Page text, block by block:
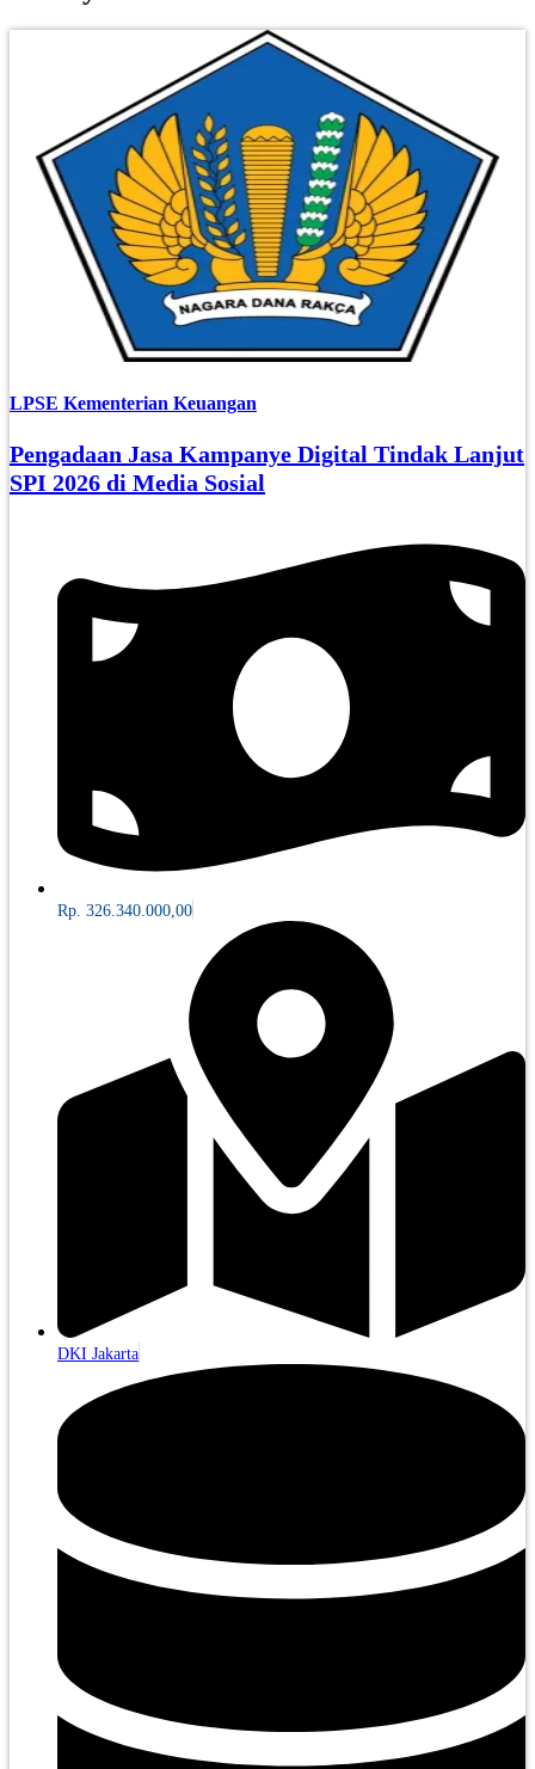
LPSE Kementerian Keuangan
Pengadaan Jasa Kampanye Digital Tindak Lanjut
SPI 2026 di Media Sosial
Rp. 326.340.000,00
DKI Jakarta